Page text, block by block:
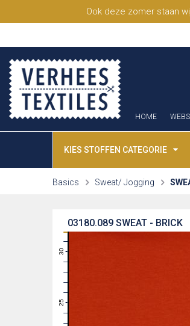
Ook deze zomer staan
HOME
KIES STOFFEN CATEGORIE
Basics Sweat/ Jogging
SWEAT - BRICK
03180.089
23
24
25
26
27
28
29
30